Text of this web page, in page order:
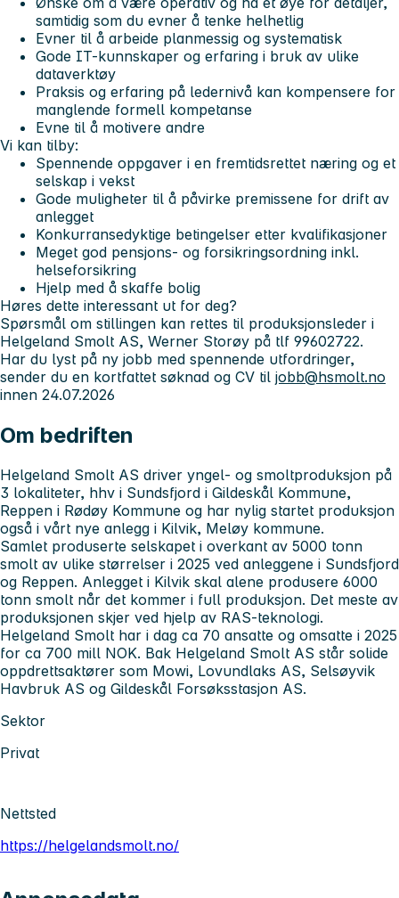
samtidig som du evner å tenke helhetlig
Evner til å arbeide planmessig og systematisk
Gode IT-kunnskaper og erfaring i bruk av ulike
dataverktøy
Praksis og erfaring på ledernivå kan kompensere for
manglende formell kompetanse
Evne til å motivere andre
Vi kan tilby:
Spennende oppgaver i en fremtidsrettet næring og et
selskap i vekst
Gode muligheter til å påvirke premissene for drift av
anlegget
Konkurransedyktige betingelser etter kvalifikasjoner
Meget god pensjons- og forsikringsordning inkl.
helseforsikring
Hjelp med å skaffe bolig
Høres dette interessant ut for deg?
Spørsmål om stillingen kan rettes til produksjonsleder i
Helgeland Smolt AS, Werner Storøy på tlf 99602722.
Har du lyst på ny jobb med spennende utfordringer,
sender du en kortfattet søknad og CV til jobb@hsmolt.no
innen 24.07.2026
Om bedriften
Helgeland Smolt AS driver yngel- og smoltproduksjon på
3 lokaliteter, hhv i Sundsfjord i Gildeskål Kommune,
Reppen i Rødøy Kommune og har nylig startet produksjon
også i vårt nye anlegg i Kilvik, Meløy kommune.
Samlet produserte selskapet i overkant av 5000 tonn
smolt av ulike størrelser i 2025 ved anleggene i Sundsfjord
og Reppen. Anlegget i Kilvik skal alene produsere 6000
tonn smolt når det kommer i full produksjon. Det meste av
produksjonen skjer ved hjelp av RAS-teknologi.
Helgeland Smolt har i dag ca 70 ansatte og omsatte i 2025
for ca 700 mill NOK. Bak Helgeland Smolt AS står solide
oppdrettsaktører som Mowi, Lovundlaks AS, Selsøyvik
Havbruk AS og Gildeskål Forsøksstasjon AS.
Sektor
Privat
Nettsted
https://helgelandsmolt.no/